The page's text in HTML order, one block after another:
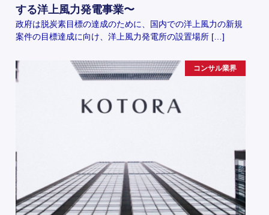
する洋上風力発電事業〜
政府は脱炭素目標の達成のために、国内での洋上風力の新規
案件の目標達成に向け、洋上風力発電所の設置場所 […]
コンサル業界